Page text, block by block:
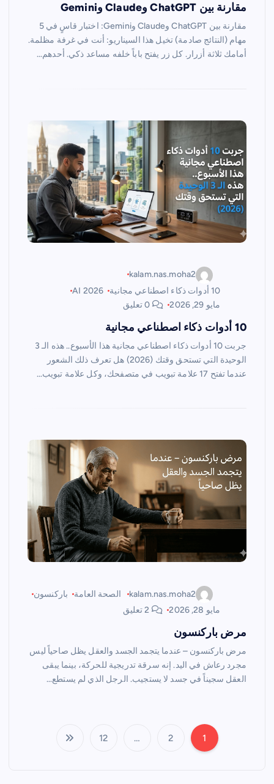
مقارنة بين ChatGPT وClaude وGemini
مقارنة بين ChatGPT وClaude وGemini: اختبار قاسٍ في 5
مهام (النتائج صادمة) تخيل هذا السيناريو: أنت في غرفة مظلمة.
أمامك ثلاثة أزرار. كل زر يفتح باباً خلفه مساعد ذكي. أحدهم…
kalam.nas.moha2
10 أدوات ذكاء اصطناعي مجانية
AI 2026
مايو 29, 2026
10 أدوات ذكاء اصطناعي مجانية
جربت 10 أدوات ذكاء اصطناعي مجانية هذا الأسبوع.. هذه الـ 3
الوحيدة التي تستحق وقتك (2026) هل تعرف ذلك الشعور
عندما تفتح 17 علامة تبويب في متصفحك، وكل علامة تبويب…
kalam.nas.moha2 الصحة العامة
باركنسون
مايو 28, 2026
مرض باركنسون
مرض باركنسون – عندما يتجمد الجسد والعقل يظل صاحياً ليس
مجرد رعاش في اليد. إنه سرقة تدريجية للحركة، بينما يبقى
العقل سجيناً في جسد لا يستجيب. الرجل الذي لم يستطع…
1
2
…
12